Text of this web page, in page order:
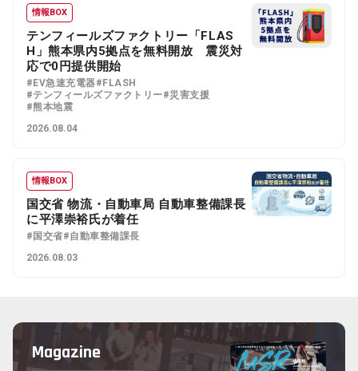
情報BOX
テンフィールズファクトリー「FLAS
H」熊本県内5拠点を無料開放 震災対
応で0円提供開始
#EV急速充電器#FLASH
#テンフィールズファクトリー#災害支援
#熊本地震
2026.08.04
情報BOX
国交省 物流・自動車局 自動車整備課長
に平澤崇裕氏が着任
#国交省#自動車整備課長
2026.08.03
Magazine